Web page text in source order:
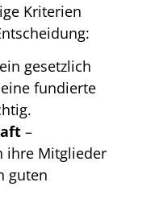
Kriterien
gesetzlich
fundierte
–
ihre Mitglieder
guten